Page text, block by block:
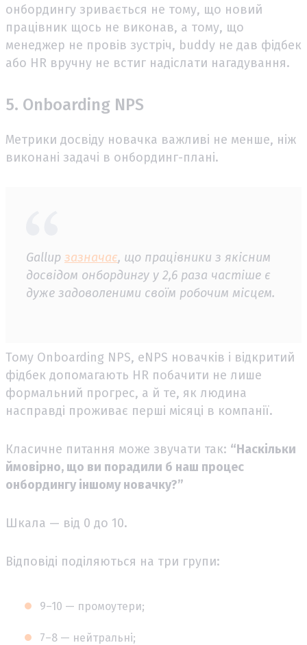
онбордингу зривається не тому, що новий
працівник щось не виконав, а тому, що
менеджер не провів зустріч, buddy не дав фідбек
або HR вручну не встиг надіслати нагадування.
5. Onboarding NPS
Метрики досвіду новачка важливі не менше, ніж
виконані задачі в онбординг-плані.
Gallup зазначає, що працівники з якісним
досвідом онбордингу у 2,6 раза частіше є
дуже задоволеними своїм робочим місцем.
Тому Onboarding NPS, eNPS новачків і відкритий
фідбек допомагають HR побачити не лише
формальний прогрес, а й те, як людина
насправді проживає перші місяці в компанії.
Класичне питання може звучати так: “Наскільки
ймовірно, що ви порадили б наш процес
онбордингу іншому новачку?”
Шкала — від 0 до 10.
Відповіді поділяються на три групи:
9–10 — промоутери;
7–8 — нейтральні;